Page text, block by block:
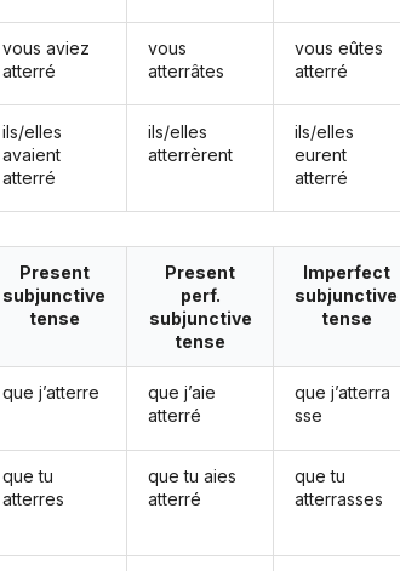
vous aviez
atterré
ils/elles
avaient
atterré
vous
atterrâtes
ils/elles
atterrèrent
vous eûtes
atterré
ils/elles
eurent
atterré
Present
subjunctive
tense
que j’atterre
que tu
atterres
Present
perf.
subjunctive
tense
que j’aie
atterré
que tu aies
atterré
Imperfect
subjunctive
tense
que j’atterra
sse
que tu
atterrasses